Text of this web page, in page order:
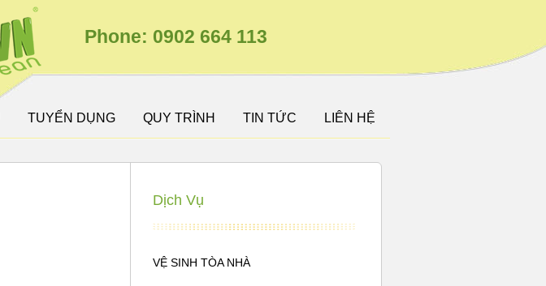
Phone: 0902 664 113
TUYỂN DỤNG QUY TRÌNH TIN TỨC LIÊN HỆ
Dịch Vụ
VỆ SINH TÒA NHÀ